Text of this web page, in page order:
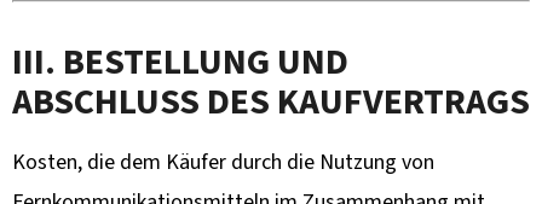
III. BESTELLUNG UND
ABSCHLUSS DES KAUFVERTRAGS
Kosten, die dem Käufer durch die Nutzung von